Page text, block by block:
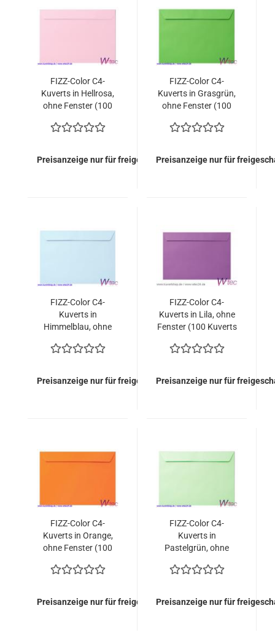
FIZZ-Color C4-
Kuverts in Hellrosa,
ohne Fenster (100
EURO)
Preisanzeige nur für freigeschaltete Kunden
FIZZ-Color C4-
Kuverts in Grasgrün,
ohne Fenster (100
EURO)
Preisanzeige nur für
FIZZ-Color C4-
Kuverts in
Himmelblau, ohne
= 89,00 EURO)
Preisanzeige nur für freigeschaltete Kunden
FIZZ-Color C4-
Kuverts in Lila, ohne
Fenster (100 Kuverts
Preisanzeige nur für
FIZZ-Color C4-
Kuverts in Orange,
ohne Fenster (100
EURO)
Preisanzeige nur für freigeschaltete Kunden
FIZZ-Color C4-
Kuverts in
Pastelgrün, ohne
= 89,00 EURO)
Preisanzeige nur für